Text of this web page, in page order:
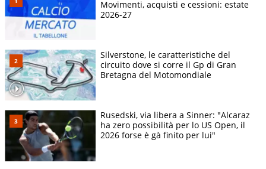
Movimenti, acquisti e cessioni: estate
2026-27
Silverstone, le caratteristiche del
circuito dove si corre il Gp di Gran
Bretagna del Motomondiale
Rusedski, via libera a Sinner: "Alcaraz
ha zero possibilità per lo US Open, il
2026 forse è gà finito per lui"